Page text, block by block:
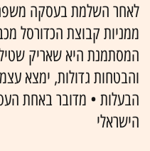
ממניות קבוצת הכדורסל
המסתמנת היא שאריק
והבטחות גדולות, ימצא
הבעלות • מדובר באחת
הישראלי